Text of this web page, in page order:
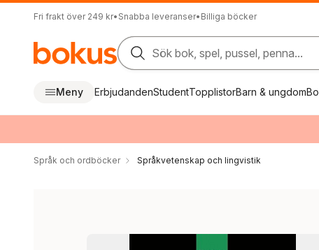
Fri frakt över 249 kr• Snabba leveranser• Billiga böcker
Sök bok, spel, pussel, penna...
Meny ErbjudandenStudentTopplistorBarn & ungdom
Språk och ordböcker Språkvetenskap och lingvistik